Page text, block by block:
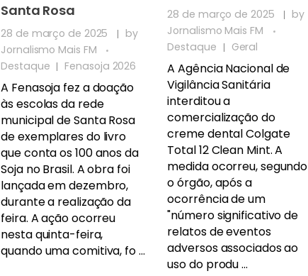
Santa Rosa
28 de março de 2025
by
Jornalismo Mais FM
Destaque
Fenasoja 2026
A Fenasoja fez a doação
às escolas da rede
municipal de Santa Rosa
de exemplares do livro
que conta os 100 anos da
Soja no Brasil. A obra foi
lançada em dezembro,
durante a realização da
feira. A ação ocorreu
nesta quinta-feira,
quando uma comitiva, fo ...
28 de março de 2025
by
Jornalismo Mais FM
Destaque
Geral
A Agência Nacional de
Vigilância Sanitária
interditou a
comercialização do
creme dental Colgate
Total 12 Clean Mint. A
medida ocorreu, segundo
o órgão, após a
ocorrência de um
"número significativo de
relatos de eventos
adversos associados ao
uso do produ ...